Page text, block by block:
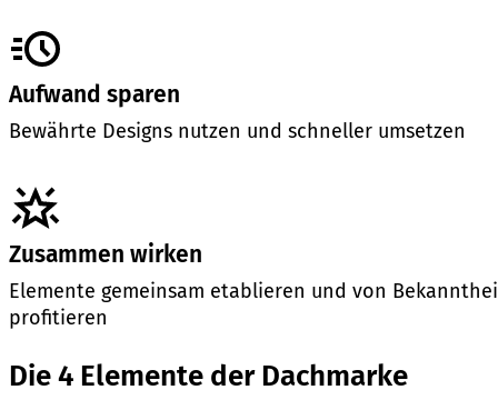
Aufwand sparen
Bewährte Designs nutzen und schneller umsetzen
Zusammen wirken
Elemente gemeinsam etablieren und von
profitieren
Die 4 Elemente der Dachmarke